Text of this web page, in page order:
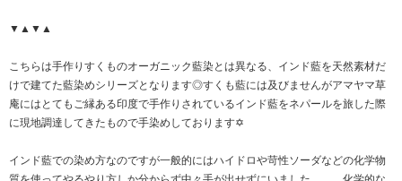
▼▲▼▲
こちらは手作りすくものオーガニック藍染とは異なる、インド藍を天然素材だ
けで建てた藍染めシリーズとなります◎すくも藍には及びませんがアマヤマ草
庵にはとてもご縁ある印度で手作りされているインド藍をネパールを旅した際
に現地調達してきたもので手染めしております✡
インド藍での染め方なのですが一般的にはハイドロや苛性ソーダなどの化学物